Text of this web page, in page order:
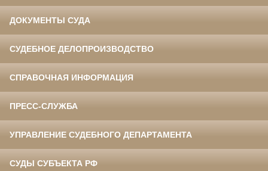
ДОКУМЕНТЫ СУДА
СУДЕБНОЕ ДЕЛОПРОИЗВОДСТВО
СПРАВОЧНАЯ ИНФОРМАЦИЯ
ПРЕСС-СЛУЖБА
УПРАВЛЕНИЕ СУДЕБНОГО ДЕПАРТАМЕНТА
СУДЫ СУБЪЕКТА РФ